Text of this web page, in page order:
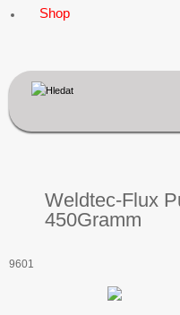
Shop
Weldtec-Flux
450Gramm
9601